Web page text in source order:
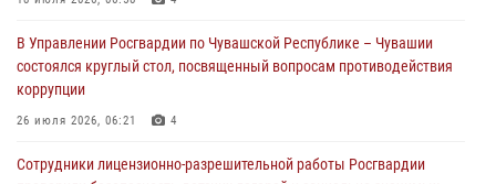
01 августа 2026, 00:01
В Управлении Росгвардии по Чувашской Республике – Чувашии
состоялся круглый стол, посвященный вопросам противодействия
коррупции
26 июля 2026, 06:21 4
Сотрудники лицензионно-разрешительной работы Росгвардии